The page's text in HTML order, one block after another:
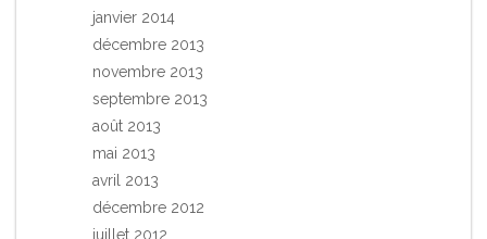
janvier 2014
décembre 2013
novembre 2013
septembre 2013
août 2013
mai 2013
avril 2013
décembre 2012
juillet 2012